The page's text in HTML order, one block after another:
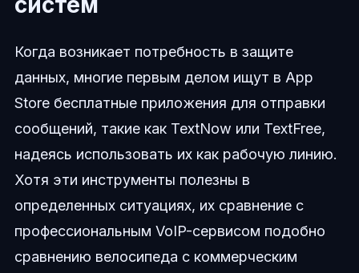
Когда возникает потребность в защите
данных, многие первым делом ищут в App
Store бесплатные приложения для отправки
сообщений, такие как TextNow или TextFree,
надеясь использовать их как рабочую линию.
Хотя эти инструменты полезны в
определенных ситуациях, их сравнение с
профессиональным VoIP-сервисом подобно
сравнению велосипеда с коммерческим